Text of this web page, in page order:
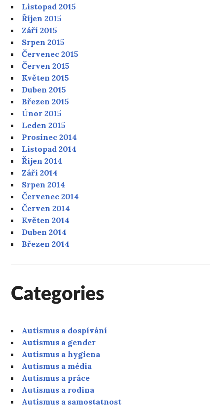
Listopad 2015
Říjen 2015
Září 2015
Srpen 2015
Červenec 2015
Červen 2015
Květen 2015
Duben 2015
Březen 2015
Únor 2015
Leden 2015
Prosinec 2014
Listopad 2014
Říjen 2014
Září 2014
Srpen 2014
Červenec 2014
Červen 2014
Květen 2014
Duben 2014
Březen 2014
Categories
Autismus a dospívání
Autismus a gender
Autismus a hygiena
Autismus a média
Autismus a práce
Autismus a rodina
Autismus a samostatnost